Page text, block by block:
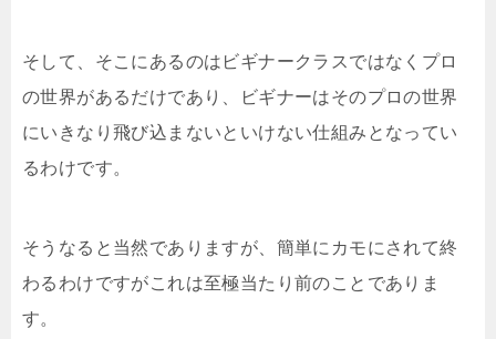
そして、そこにあるのはビギナークラスではなくプロ
の世界があるだけであり、ビギナーはそのプロの世界
にいきなり飛び込まないといけない仕組みとなってい
るわけです。
そうなると当然でありますが、簡単にカモにされて終
わるわけですがこれは至極当たり前のことでありま
す。